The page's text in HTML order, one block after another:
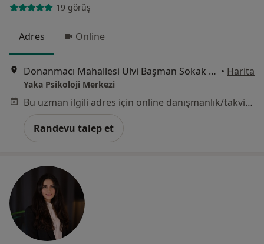
19 görüş
Adres Online
Donanmacı Mahallesi Ulvi Başman Sokak Batur Apt No:15 K:3, İzmir • Harita
Yaka Psikoloji Merkezi
Bu uzman ilgili adres için online danışmanlık/takvim sunmuyor.
Randevu talep et